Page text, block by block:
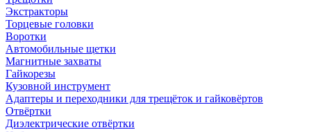
Экстракторы
Торцевые головки
Воротки
Автомобильные щетки
Магнитные захваты
Гайкорезы
Кузовной инструмент
Адаптеры и переходники для трещёток и гайковёртов
Отвёртки
Диэлектрические отвёртки